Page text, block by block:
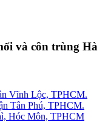
và côn trùng Hà
Vĩnh Lộc, TPHCM.
Tân Phú, TPHCM.
Hóc Môn, TPHCM